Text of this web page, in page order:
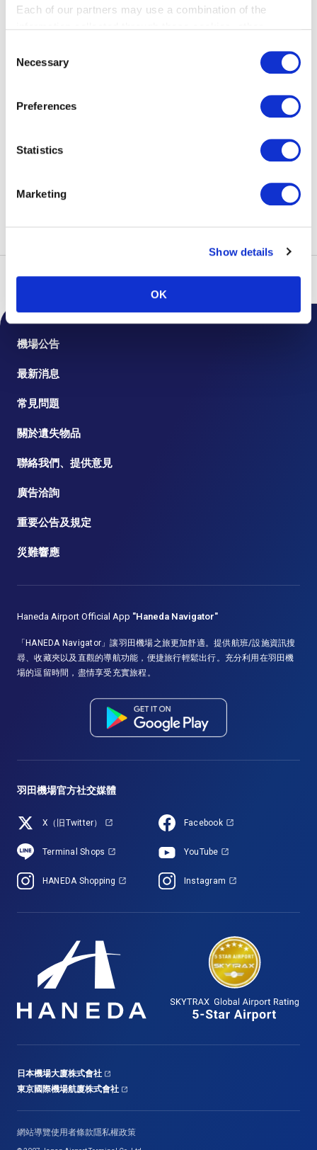
Each of our partners may use a combination of the
well as other information collected by our partners when
Please see
Selection
Necessary
Preferences
Statistics
Marketing
Show details
OK
轉乘國內線的旅客，請參閱國內線的「旅客服務設施使用費相關條
關於國際航線旅客服務設施費（PSFC）的合格簡易發票（簡易發
如果您使用的航空公司不是註冊的合格發票開具者，則您可以通過保存
“關於國際航線旅客服務設施費（PSFC）的合格簡易發票（簡易發票）
客服務設施費（PSFC）合格簡易發票的要求，從而有資格申請有關PS
FC的消費稅進項稅額扣除。
頁首 航班 搭乘國際線 出發手續
機場公告
最新消息
常見問題
關於遺失物品
聯絡我們、提供意見
廣告洽詢
重要公告及規定
災難響應
Haneda Airport Official App "Haneda Navigator"
「HANEDA Navigator」讓羽田機場之旅更加舒適。提供航班/設施資訊搜
尋、收藏夾以及直觀的導航功能，便捷旅行輕鬆出行。充分利用在羽田機
場的逗留時間，盡情享受充實旅程。
羽田機場官方社交媒體
X（旧Twitter） Facebook
Terminal Shops YouTube
HANEDA Shopping Instagram
日本機場大廈株式會社
東京國際機場航廈株式會社
網站導覽使用者條款隱私權政策